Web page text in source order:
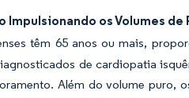
Impulsionando os Volumes
têm 65 anos ou mais,
de cardiopatia
Além do volume puro,